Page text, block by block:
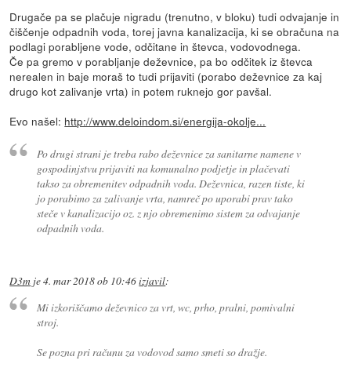
Drugače pa se plačuje nigradu (trenutno, v bloku) tudi odvajanje in
čiščenje odpadnih voda, torej javna kanalizacija, ki se obračuna na
podlagi porabljene vode, odčitane in števca, vodovodnega.
Če pa gremo v porabljanje deževnice, pa bo odčitek iz števca
nerealen in baje moraš to tudi prijaviti (porabo deževnice za kaj
drugo kot zalivanje vrta) in potem ruknejo gor pavšal.
Evo našel: http://www.deloindom.si/energija-okolje...
Po drugi strani je treba rabo deževnice za sanitarne namene v
gospodinjstvu prijaviti na komunalno podjetje in plačevati
takso za obremenitev odpadnih voda. Deževnica, razen tiste, ki
jo porabimo za zalivanje vrta, namreč po uporabi prav tako
steče v kanalizacijo oz. z njo obremenimo sistem za odvajanje
odpadnih voda.
D3m je4. mar 2018 ob 10:46izjavil:
Mi izkoriščamo deževnico za vrt, wc, prho, pralni, pomivalni
stroj.
Se pozna pri računu za vodovod samo smeti so dražje.